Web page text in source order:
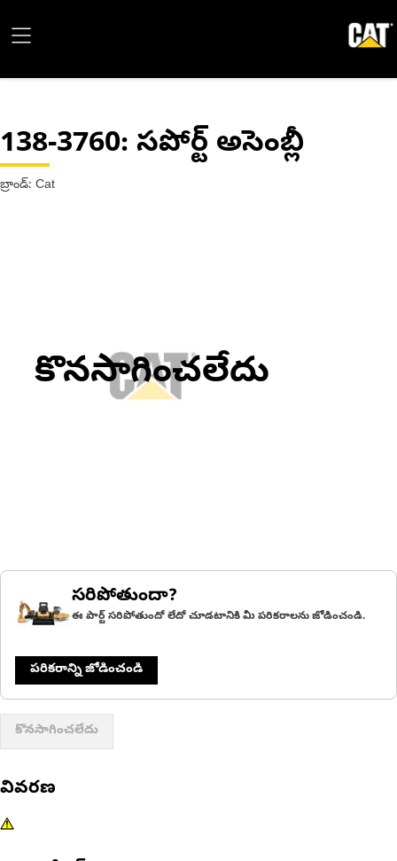
138-3760: సపోర్ట్ అసెంబ్లీ
బ్రాండ్: Cat
కొనసాగించలేదు
సరిపోతుందా?
ఈ పార్ట్ సరిపోతుందో లేదో చూడటానికి మీ పరికరాలను జోడించండి.
పరికరాన్ని జోడించండి
కొనసాగించలేదు
వివరణ